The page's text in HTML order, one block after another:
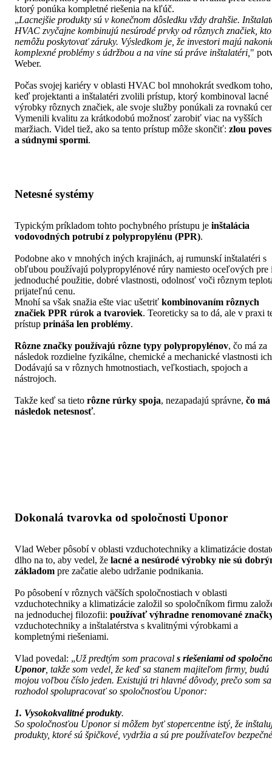
ktorý ponúka kompletné riešenia na kľúč.
„Lacnejšie produkty sú v konečnom dôsledku vždy drahšie.
HVAC zvyčajne kombinujú nesúrodé prvky od rôznych značiek,
nemôžu poskytovať záruky. Výsledkom je, že investori majú
komplexné problémy s údržbou a na vine sú práve inštalatéri,"
Weber.
Počas svojej kariéry v oblasti HVAC bol mnohokrát svedkom toho,
keď projektanti a inštalatéri zvolili prístup, ktorý kombinoval lacné
výrobky rôznych značiek, ale svoje služby ponúkali za rovnakú
Vymenili kvalitu za krátkodobú možnosť zarobiť viac na vyšších
maržiach. Videl tiež, ako sa tento prístup môže skončiť: zlou
a súdnymi spormi.
Netesné systémy
Typickým príkladom tohto pochybného prístupu je inštalácia
vodovodných potrubí z polypropylénu (PPR).
Podobne ako v mnohých iných krajinách, aj rumunskí inštalatéri s
obľubou používajú polypropylénové rúry namiesto oceľových pre
jednoduché použitie, dobré vlastnosti, odolnosť voči rôznym
prijateľnú cenu.
Mnohí sa však snažia ešte viac ušetriť kombinovaním rôznych
značiek PPR rúrok a tvaroviek. Teoreticky sa to dá, ale v praxi
prístup prináša len problémy.
Rôzne značky používajú rôzne typy polypropylénov, čo má za
následok rozdielne fyzikálne, chemické a mechanické vlastnosti
Dodávajú sa v rôznych hmotnostiach, veľkostiach, spojoch a
nástrojoch.
Takže keď sa tieto rôzne rúrky spoja, nezapadajú správne, čo má
následok netesnosť.
Dokonalá tvarovka od spoločnosti Uponor
Vlad Weber pôsobí v oblasti vzduchotechniky a klimatizácie
dlho na to, aby vedel, že lacné a nesúrodé výrobky nie sú
základom pre začatie alebo udržanie podnikania.
Po pôsobení v rôznych väčších spoločnostiach v oblasti
vzduchotechniky a klimatizácie založil so spoločníkom firmu
na jednoduchej filozofii: používať výhradne renomované
vzduchotechniky a inštalatérstva s kvalitnými výrobkami a
kompletnými riešeniami.
Vlad povedal: „Už predtým som pracoval s riešeniami od
Uponor, takže som vedel, že keď sa stanem majiteľom firmy, budú
mojou voľbou číslo jeden. Existujú tri hlavné dôvody, prečo som sa
rozhodol spolupracovať so spoločnosťou Uponor:
1. Vysokokvalitné produkty.
So spoločnosťou Uponor si môžem byť stopercentne istý, že
produkty, ktoré sú špičkové, vydržia a sú pre používateľov